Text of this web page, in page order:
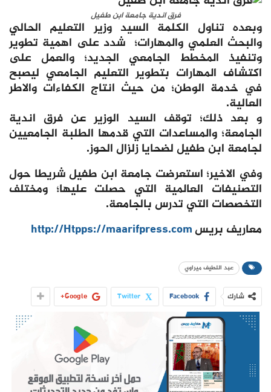
فرق اندية جامعة ابن طفيل
وبعده تناول الكلمة السيد وزير التعليم الحالي
والبحث العلمي والمهارات؛ شدد على اهمية تطوير
وتنفيذ المخطط الجامعي الجديد؛ والعمل على
اكتشاف المهارات بتطوير التعليم الجامعي ليصبح
في خدمة الوطن؛ من حيث انتاج الكفاءات والاطر
العالية.
و بعد ذلك؛ توقف السيد الوزير عن فرق اندية
الجامعة؛ والمساعدات التي قدمها الطلبة الجامعيين
لجامعة ابن طفيل لضحايا زلزال الحوز.
وفي الاخير؛ استعرضت جامعة ابن طفيل شريطا حول
التصنيفات العالمية التي حصلت عليها؛ ومختلف
التخصصات التي تدرس بالجامعة.
معاريف بريسhttp://Htpps://maarifpress.com
عبد اللطيف ميراوي
شارك Facebook
Twitter
Google+